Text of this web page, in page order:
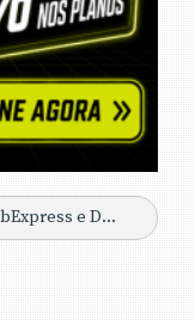
Curso de dbExpress e DataSnap - ParteXI